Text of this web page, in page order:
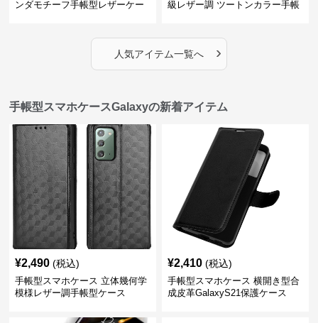
ンダモチーフ手帳型レザーケー
級レザー調 ツートンカラー手帳
人気アイテム一覧へ ›
手帳型スマホケースGalaxyの新着アイテム
¥2,490 (税込)
手帳型スマホケース 立体幾何学
模様レザー調手帳型ケース
¥2,410 (税込)
手帳型スマホケース 横開き型合
成皮革GalaxyS21保護ケース